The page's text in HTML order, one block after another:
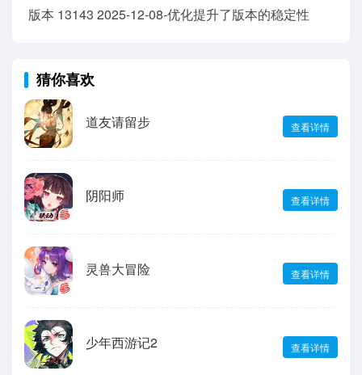
版本 13143 2025-12-08-优化提升了版本的稳定性
猜你喜欢
道友请留步 查看详情
阴阳师 查看详情
灵兽大冒险 查看详情
少年西游记2 查看详情